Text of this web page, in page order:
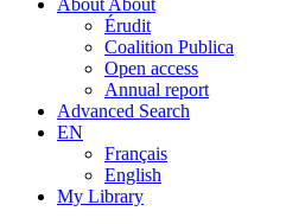
Érudit
Coalition Publica
Open access
Annual report
Advanced Search
EN
Français
English
My Library